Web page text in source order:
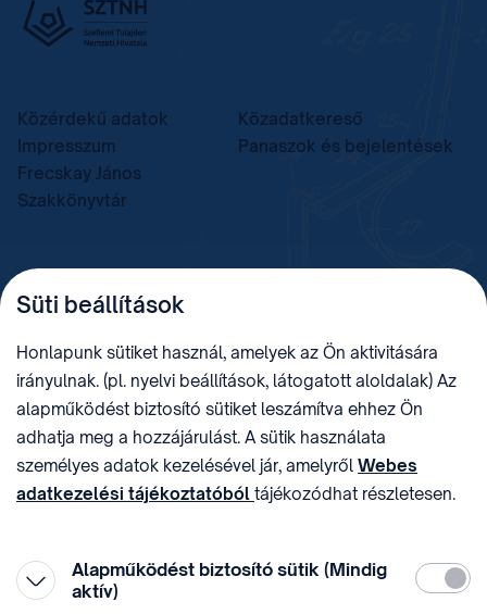
Közérdekű adatok
Közadatkereső
Impresszum
Panaszok és bejelentések
Frecskay János
Szakkönyvtár
TELEFON
+36 (1) 312 4400
sztnh@hipo.gov.hu 15311746-2-42
CÍM
1081 Budapest II. János
Pál pápa tér 7.
HIVATAL RÖVID NEVE
SZTNHOPS, KRID:
174434905
KÖZÖSSÉGI MÉDIA
Süti beállítások
Honlapunk sütiket használ, amelyek az Ön aktivitására
irányulnak. (pl. nyelvi beállítások, látogatott aloldalak) Az
alapműködést biztosító sütiket leszámítva ehhez Ön
adhatja meg a hozzájárulást. A sütik használata
személyes adatok kezelésével jár, amelyről Webes
adatkezelési tájékoztatóból tájékozódhat részletesen.
Alapműködést biztosító sütik (Mindig
aktív)